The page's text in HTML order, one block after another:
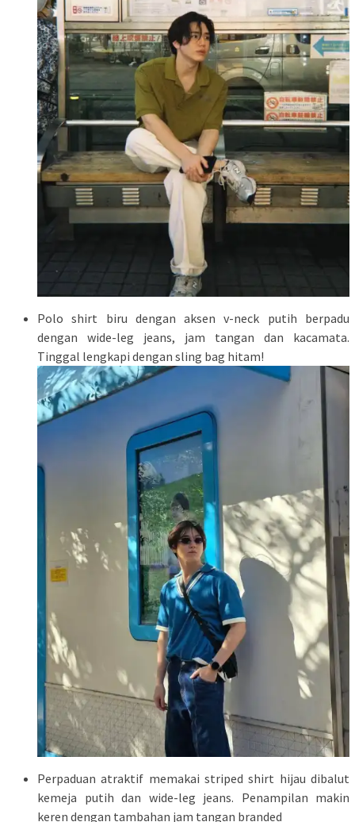
Polo shirt biru dengan aksen v-neck putih berpadu
dengan wide-leg jeans, jam tangan dan kacamata.
Tinggal lengkapi dengan sling bag hitam!
Perpaduan atraktif memakai striped shirt hijau dibalut
kemeja putih dan wide-leg jeans. Penampilan makin
keren dengan tambahan jam tangan branded